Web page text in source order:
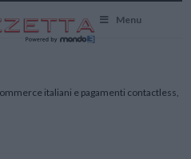
Menu
italiani e pagamenti contactless,